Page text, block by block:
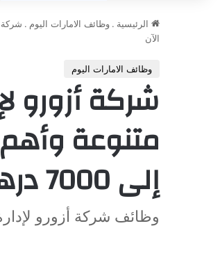
الرئيسية . وظائف الامارات اليوم .
الآن
وظائف الامارات اليوم
شركة أزورو
متنوعة وأهم
إلى 7000 درهم قدم الآن
وظائف شركة أزورو